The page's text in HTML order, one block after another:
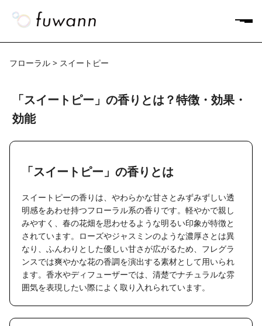
フローラル > スイートピー
「スイートピー」の香りとは？特徴・効果・
効能
「スイートピー」の香りとは
スイートピーの香りは、やわらかな甘さとみずみずしい透
明感をあわせ持つフローラル系の香りです。軽やかで親し
みやすく、春の花畑を思わせるような明るい印象が特徴と
されています。ローズやジャスミンのような濃厚さとは異
なり、ふんわりとした優しい甘さが広がるため、フレグラ
ンスでは爽やかな花の香調を演出する素材として用いられ
ます。香水やディフューザーでは、清楚でナチュラルな雰
囲気を表現したい際によく取り入れられています。